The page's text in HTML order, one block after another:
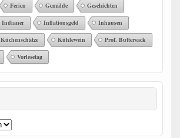
Ferien Gemälde Geschichten
Indianer Inflationsgeld Inhausen
Küchenschätze Kühlewein Prof. Buttersack
Vorlesetag